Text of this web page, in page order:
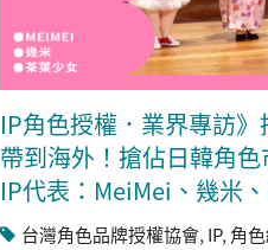
IP角色授權．業界專訪
帶到海外！搶佔日韓角
IP代表：MeiMei、幾米
台灣角色品牌授權協會,IP,角